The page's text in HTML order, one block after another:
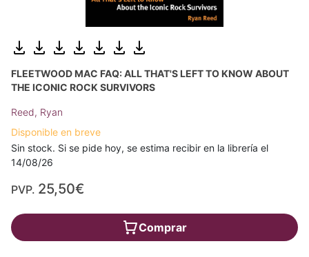
FLEETWOOD MAC FAQ: ALL THAT'S LEFT TO KNOW ABOUT
THE ICONIC ROCK SURVIVORS
Reed, Ryan
Disponible en breve
Sin stock. Si se pide hoy, se estima recibir en la librería el
14/08/26
PVP. 25,50€
Comprar